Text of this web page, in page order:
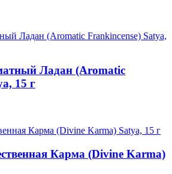
Ладан (Aromatic
15 г
Карма (Divine Karma)